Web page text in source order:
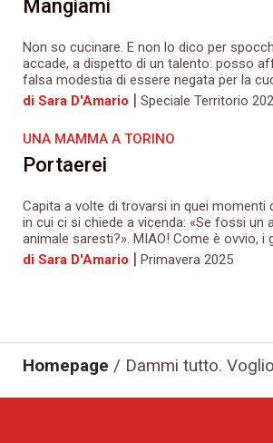
Mangiami
Non so cucinare. E non lo dico per
accade, a dispetto di un talento: posso
falsa modestia di essere negata per la
di Sara D'Amario | Speciale Territorio
UNA MAMMA A TORINO
Portaerei
Capita a volte di trovarsi in quei momenti
in cui ci si chiede a vicenda: «Se fossi un
animale saresti?». MIAO! Come è ovvio, i
di Sara D'Amario | Primavera 2025
Homepage / Dammi tutto.